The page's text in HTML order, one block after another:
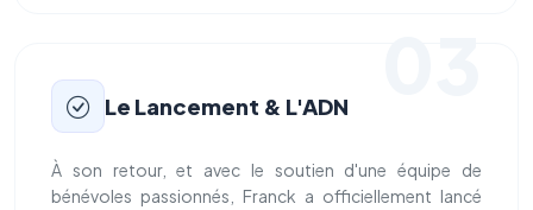
Le Lancement & L'ADN
À son retour, et avec le soutien d'une équipe de
bénévoles passionnés, Franck a officiellement lancé